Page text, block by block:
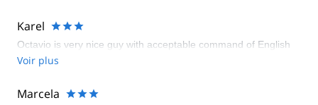
Karel
Octavio is very nice guy with acceptable command of English
Voir plus
Marcela